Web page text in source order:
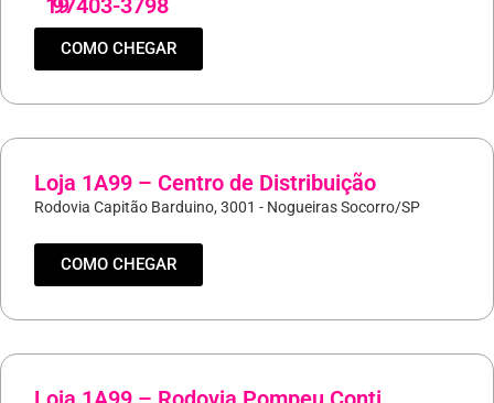
19
97403-3798
COMO CHEGAR
Loja 1A99 – Centro de Distribuição
Rodovia Capitão Barduino, 3001 - Nogueiras Socorro/SP
COMO CHEGAR